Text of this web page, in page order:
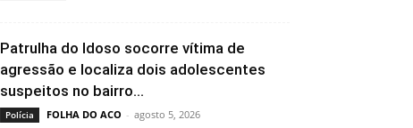
Patrulha do Idoso socorre vítima de
agressão e localiza dois adolescentes
suspeitos no bairro...
Polícia FOLHA DO ACO - agosto 5, 2026